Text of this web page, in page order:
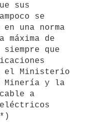
sus
se
una norma
de
que
el Ministerio
Minería y la
a